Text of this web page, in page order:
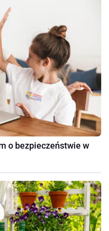
o bezpieczeństwie w